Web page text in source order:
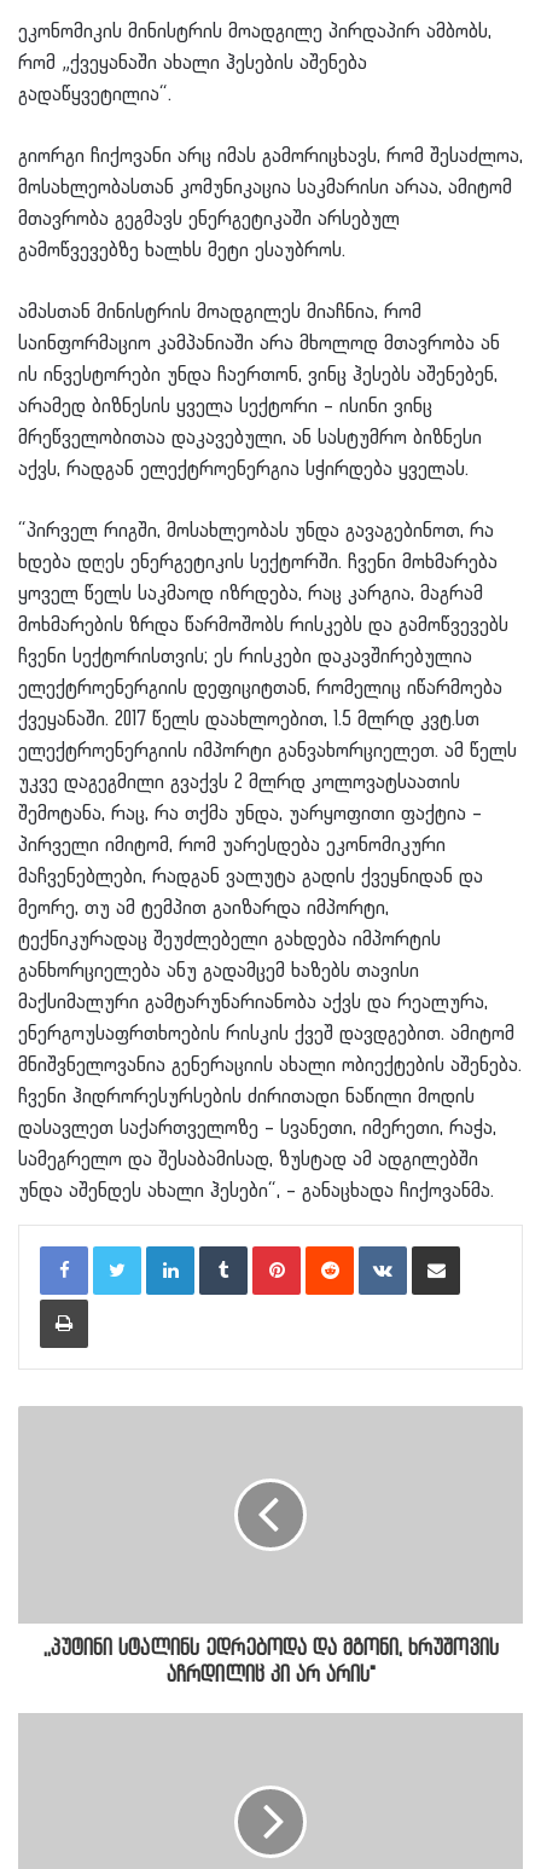
ეკონომიკის მინისტრის მოადგილე პირდაპირ ამბობს,
რომ „ქვეყანაში ახალი ჰესების აშენება
გადაწყვეტილია“.
გიორგი ჩიქოვანი არც იმას გამორიცხავს, რომ შესაძლოა,
მოსახლეობასთან კომუნიკაცია საკმარისი არაა, ამიტომ
მთავრობა გეგმავს ენერგეტიკაში არსებულ
გამოწვევებზე ხალხს მეტი ესაუბროს.
ამასთან მინისტრის მოადგილეს მიაჩნია, რომ
საინფორმაციო კამპანიაში არა მხოლოდ მთავრობა ან
ის ინვესტორები უნდა ჩაერთონ, ვინც ჰესებს აშენებენ,
არამედ ბიზნესის ყველა სექტორი – ისინი ვინც
მრეწველობითაა დაკავებული, ან სასტუმრო ბიზნესი
აქვს, რადგან ელექტროენერგია სჭირდება ყველას.
“პირველ რიგში, მოსახლეობას უნდა გავაგებინოთ, რა
ხდება დღეს ენერგეტიკის სექტორში. ჩვენი მოხმარება
ყოველ წელს საკმაოდ იზრდება, რაც კარგია, მაგრამ
მოხმარების ზრდა წარმოშობს რისკებს და გამოწვევებს
ჩვენი სექტორისთვის; ეს რისკები დაკავშირებულია
ელექტროენერგიის დეფიციტთან, რომელიც იწარმოება
ქვეყანაში. 2017 წელს დაახლოებით, 1.5 მლრდ კვტ.სთ
ელექტროენერგიის იმპორტი განვახორციელეთ. ამ წელს
უკვე დაგეგმილი გვაქვს 2 მლრდ კოლოვატსაათის
შემოტანა, რაც, რა თქმა უნდა, უარყოფითი ფაქტია –
პირველი იმიტომ, რომ უარესდება ეკონომიკური
მაჩვენებლები, რადგან ვალუტა გადის ქვეყნიდან და
მეორე, თუ ამ ტემპით გაიზარდა იმპორტი,
ტექნიკურადაც შეუძლებელი გახდება იმპორტის
განხორციელება ანუ გადამცემ ხაზებს თავისი
მაქსიმალური გამტარუნარიანობა აქვს და რეალურა,
ენერგოუსაფრთხოების რისკის ქვეშ დავდგებით. ამიტომ
მნიშვნელოვანია გენერაციის ახალი ობიექტების აშენება.
ჩვენი ჰიდრორესურსების ძირითადი ნაწილი მოდის
დასავლეთ საქართველოზე – სვანეთი, იმერეთი, რაჭა,
სამეგრელო და შესაბამისად, ზუსტად ამ ადგილებში
უნდა აშენდეს ახალი ჰესები“, – განაცხადა ჩიქოვანმა.
LinkedInTumblr PinterestReddit VKontakteShare via Email
Print
,,პუტინი სტალინს ედრებოდა და მგონი, ხრუშოვის
აჩრდილიც კი არ არის"